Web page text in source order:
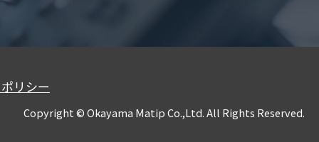
リシー
Copyright © Okayama Matip Co.,Ltd. All Rights Reserved.